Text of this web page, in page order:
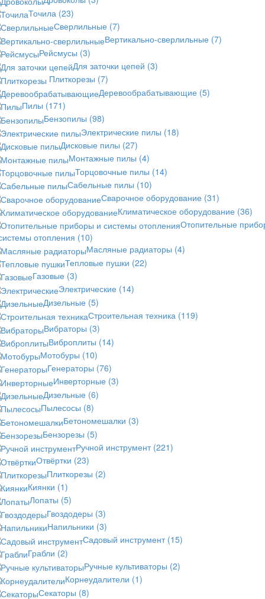
Точила (23)
Сверлильные (7)
Вертикально-сверлильные (7)
Рейсмусы (3)
Для заточки цепей (3)
Плиткорезы (7)
Деревообрабатывающие (5)
Пилы (171)
Бензопилы (98)
Электрические пилы (18)
Дисковые пилы (27)
Монтажные пилы (4)
Торцовочные пилы (14)
Сабельные пилы (10)
Сварочное оборудование (31)
Климатическое оборудование (36)
Отопительные
отопления (10)
Масляные радиаторы (4)
Тепловые пушки (22)
Газовые (3)
Электрические (14)
Дизельные (5)
Строительная техника (119)
Вибраторы (3)
Виброплиты (14)
Мотобуры (10)
Генераторы (76)
Инверторные (3)
Дизельные (6)
Пылесосы (8)
Бетономешалки (3)
Бензорезы (5)
Ручной инструмент (221)
Отвёртки (23)
Плиткорезы (2)
Киянки (1)
Лопаты (5)
Гвоздодеры (3)
Напильники (3)
Садовый инструмент (15)
Грабли (2)
Ручные культиваторы (2)
Корнеудалители (1)
Секаторы (8)